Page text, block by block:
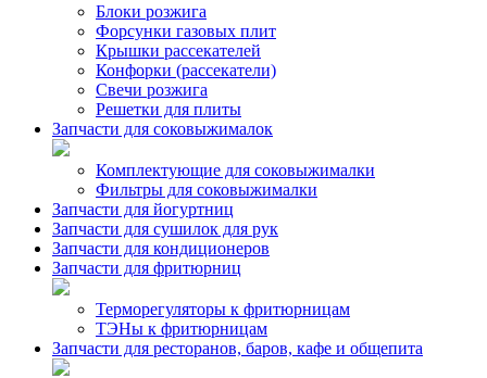
Блоки розжига
Форсунки газовых плит
Крышки рассекателей
Конфорки (рассекатели)
Свечи розжига
Решетки для плиты
Запчасти для соковыжималок
Комплектующие для соковыжималки
Фильтры для соковыжималки
Запчасти для йогуртниц
Запчасти для сушилок для рук
Запчасти для кондиционеров
Запчасти для фритюрниц
Терморегуляторы к фритюрницам
ТЭНы к фритюрницам
Запчасти для ресторанов, баров, кафе и общепита